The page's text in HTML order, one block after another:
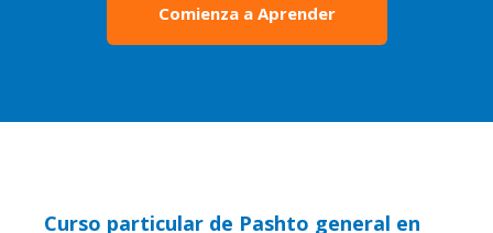
Comienza a Aprender
Curso particular de Pashto general en